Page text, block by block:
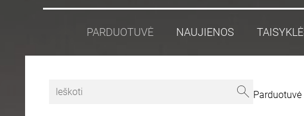
PARDUOTUVĖ NAUJIENOS
Parduotuvė